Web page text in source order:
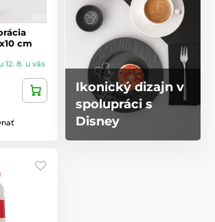
cm
12. 8. u vás
Ikonický dizajn v
spolupráci s
Disney